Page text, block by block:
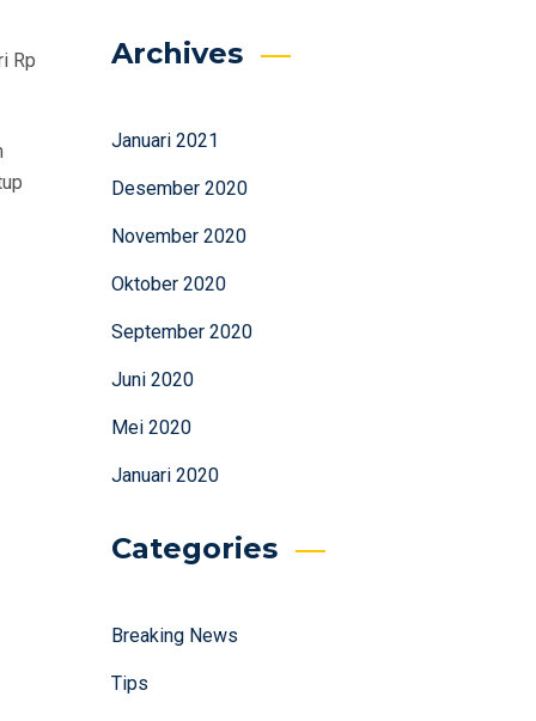
Rp
Archives
Januari 2021
Desember 2020
November 2020
Oktober 2020
September 2020
Juni 2020
Mei 2020
Januari 2020
Categories
Breaking News
Tips